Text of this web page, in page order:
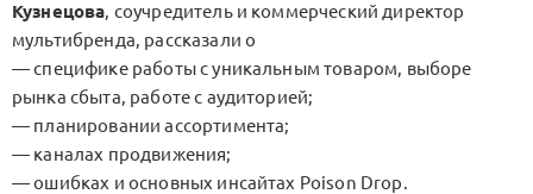
Кузнецова, соучредитель и коммерческий директор
мультибренда, рассказали о
― специфике работы с уникальным товаром, выборе
рынка сбыта, работе с аудиторией;
― планировании ассортимента;
― каналах продвижения;
― ошибках и основных инсайтах Poison Drop.